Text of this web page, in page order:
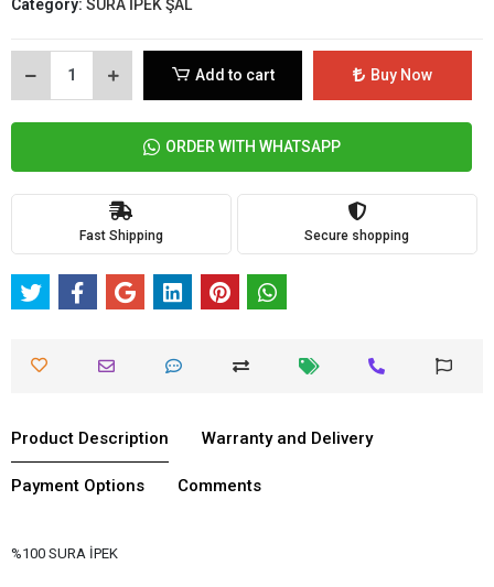
Category: SURA İPEK ŞAL
Add to cart Buy Now
ORDER WITH WHATSAPP
Fast Shipping Secure shopping
Product Description Warranty and Delivery
Payment Options Comments
%100 SURA İPEK